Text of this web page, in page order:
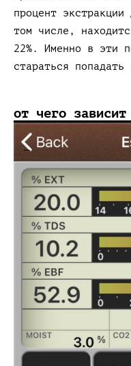
процент
том числе,
22%. Именно в эти
стараться
от чего зависит